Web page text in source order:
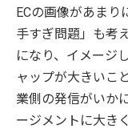
ECの画像があまり
手すぎ問題」も考
になり、イメージ
ャップが大きいこ
業側の発信がいか
ージメントに大き